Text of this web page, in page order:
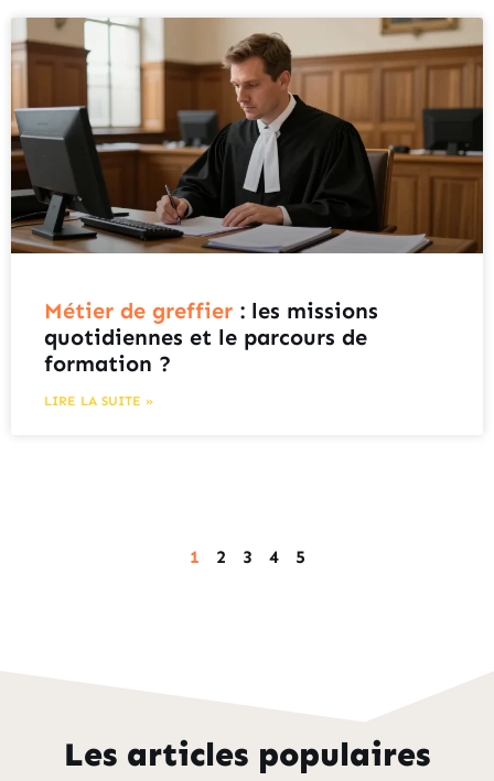
Métier de greffier : les missions
quotidiennes et le parcours de
formation ?
LIRE LA SUITE »
1 2 3 4 5
Les articles populaires